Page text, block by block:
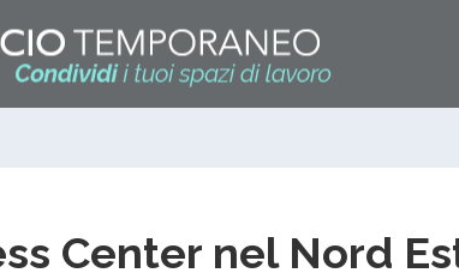
Center nel Nord